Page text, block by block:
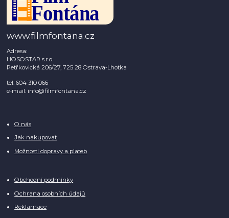
www.filmfontana.cz
Adresa:
HOSOSTAR s.r.o
Petřkovická 206/27, 725 28 Ostrava-Lhotka
tel: 604 310 066
e-mail: info@filmfontana.cz
O nás
Jak nakupovat
Možnosti dopravy a plateb
Obchodní podmínky
Ochrana osobních údajů
Reklamace